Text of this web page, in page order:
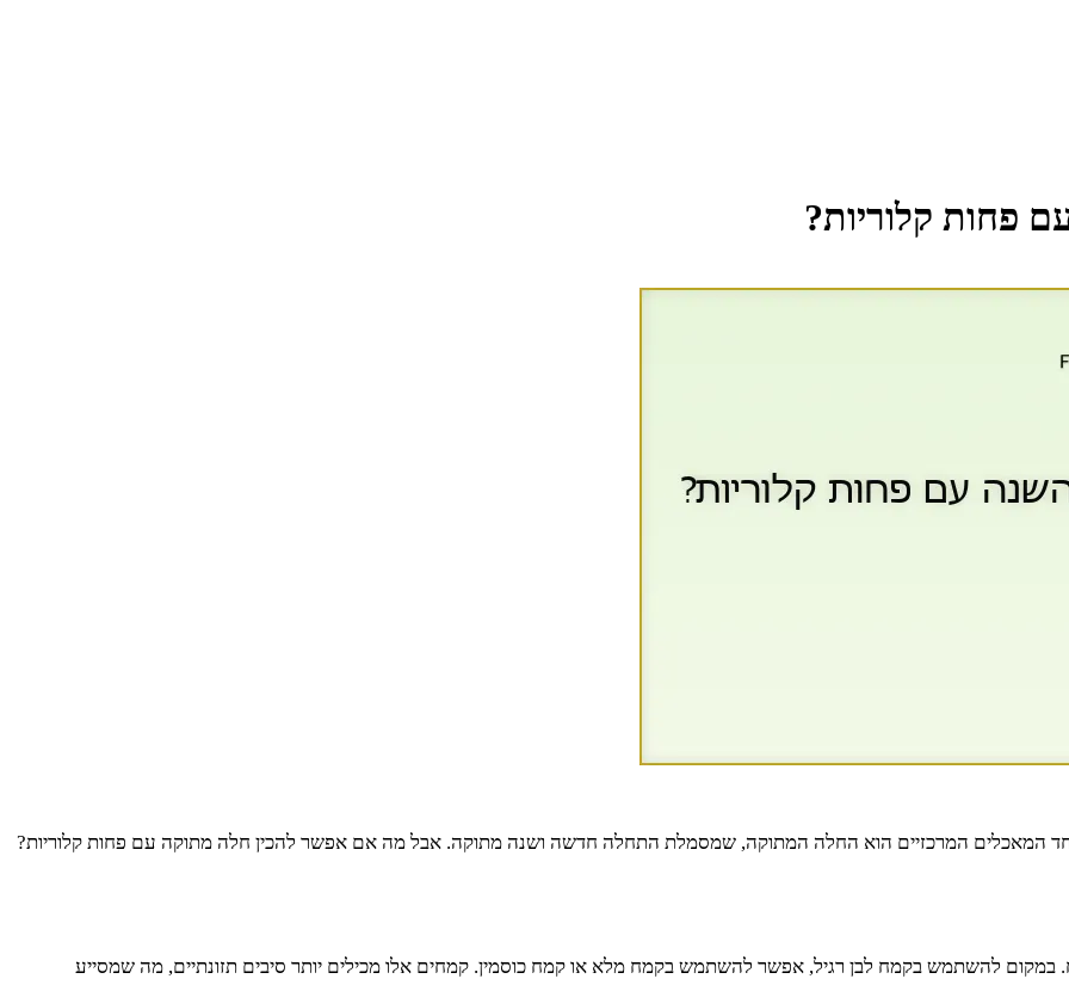
פחות קלוריות?
המאכלים המרכזיים הוא החלה המתוקה, שמסמלת התחלה חדשה ושנה מתוקה. אבל מה אם אפשר להכין חלה מתוקה עם פחות קלוריות?
להשתמש בקמח לבן רגיל, אפשר להשתמש בקמח מלא או קמח כוסמין. קמחים אלו מכילים יותר סיבים תזונתיים, מה שמסייע